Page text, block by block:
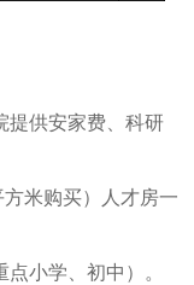
提供安家费、科研
方米购买）人才房一
小学、初中）。